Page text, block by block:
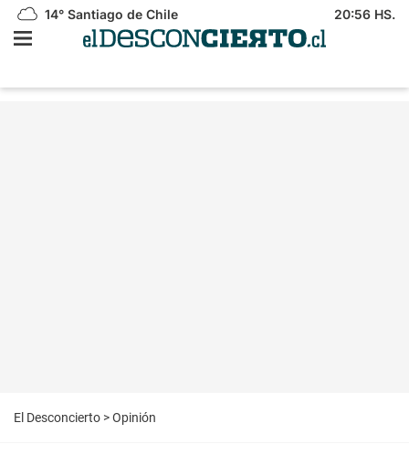
14° Santiago de Chile 20:56 HS.
El Desconcierto >Opinión